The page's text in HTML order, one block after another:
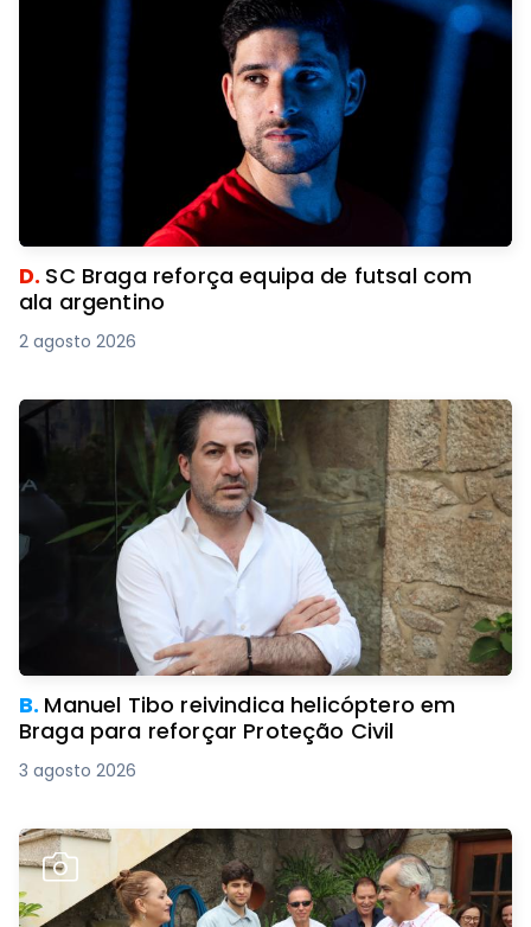
D. SC Braga reforça equipa de futsal com
ala argentino
2 agosto 2026
B. Manuel Tibo reivindica helicóptero em
Braga para reforçar Proteção Civil
3 agosto 2026